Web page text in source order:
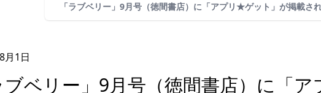
「ラブベリー」9月号（徳間書店）に「アプリ★ゲット」が掲載さ
8月1 日
ブベリー」9月号（徳間書店）に「